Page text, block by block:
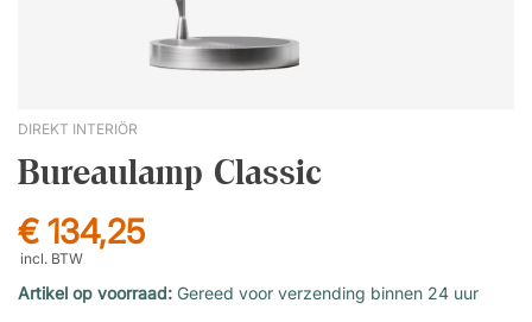
DIREKT INTERIÖR
Bureaulamp Classic
€ 134,25
incl. BTW
Artikel op voorraad: Gereed voor verzending binnen 24 uur